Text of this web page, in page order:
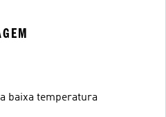
baixa temperatura